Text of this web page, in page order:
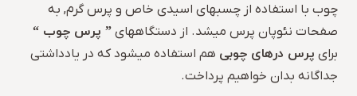
چوب با استفاده از چسبهای اسیدی خاص و پرس گرم, به
صفحات نئوپان پرس میشد. از دستگاههای ” پرس چوب “
برای پرس درهای چوبی هم استفاده میشود که در یادداشتی
جداگانه بدان خواهیم پرداخت.